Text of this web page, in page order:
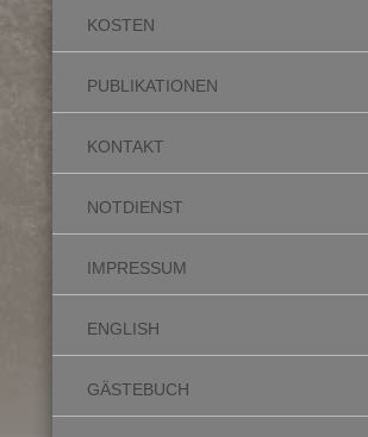
KOSTEN
PUBLIKATIONEN
KONTAKT
NOTDIENST
IMPRESSUM
ENGLISH
GÄSTEBUCH